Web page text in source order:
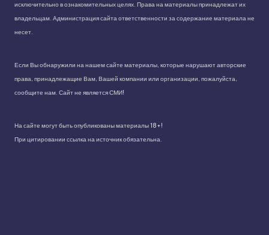
исключительно в ознакомительных целях. Права на материалы принадлежат их
владельцам. Администрация сайта ответственности за содержание материала не
несет.
Если Вы обнаружили на нашем сайте материалы, которые нарушают авторские
права, принадлежащие Вам, Вашей компании или организации, пожалуйста,
сообщите нам. Сайт не является СМИ!
На сайте могут быть опубликованы материалы 18+!
При цитировании ссылка на источник обязательна.